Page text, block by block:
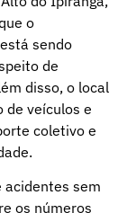
o
sendo
de
disso, o local
veículos e
coletivo e
acidentes sem
os números